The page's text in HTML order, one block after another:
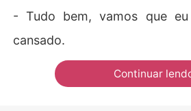
- Tudo bem, vamos que
cansado.
Continuar